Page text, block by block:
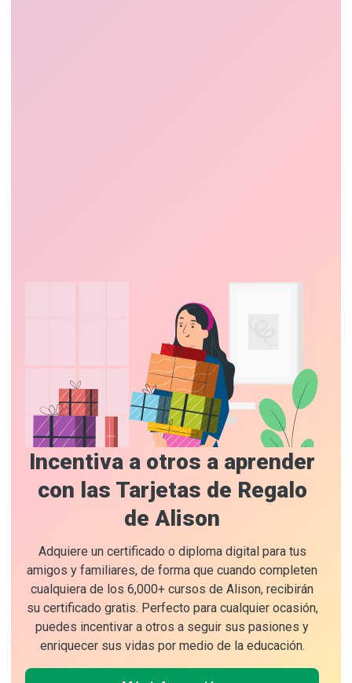
Incentiva a otros a aprender
con las Tarjetas de Regalo
de Alison
Adquiere un certificado o diploma digital para tus
amigos y familiares, de forma que cuando completen
cualquiera de los 6,000+ cursos de Alison, recibirán
su certificado gratis. Perfecto para cualquier ocasión,
puedes incentivar a otros a seguir sus pasiones y
enriquecer sus vidas por medio de la educación.